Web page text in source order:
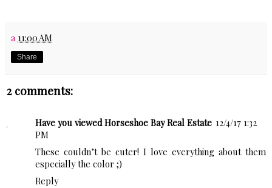
a 11:00 AM
Share
2 comments:
Have you viewed Horseshoe Bay Real Estate 12/4/17 1:32
PM
These couldn’t be cuter! I love everything about them
especially the color ;)
Reply